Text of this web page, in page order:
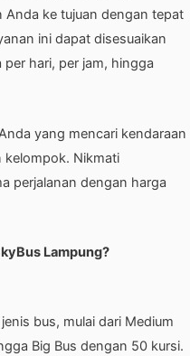
Anda ke tujuan dengan tepat
ini dapat disesuaikan
hari, per jam, hingga
yang mencari kendaraan
kelompok. Nikmati
perjalanan dengan harga
Lampung?
bus, mulai dari Medium
Big Bus dengan 50 kursi.